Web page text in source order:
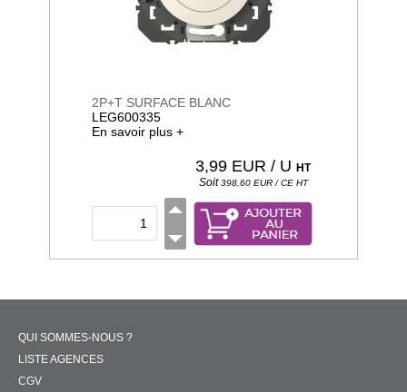
2P+T SURFACE BLANC
LEG600335
En savoir plus +
3,99 EUR / U HT
Soit398,60 EUR / CE HT
QUI SOMMES-NOUS ?
LISTE AGENCES
CGV